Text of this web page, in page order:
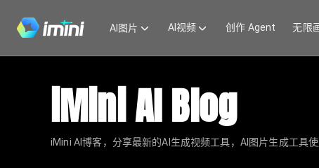
AI图片 AI视频 创作 Agent 无限
iMini AI Blog
iMini AI博客，分享最新的AI生成视频工具，AI图片生成工具